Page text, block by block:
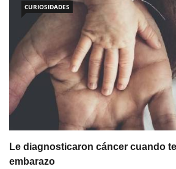
CURIOSIDADES
Le diagnosticaron cáncer cuando
embarazo